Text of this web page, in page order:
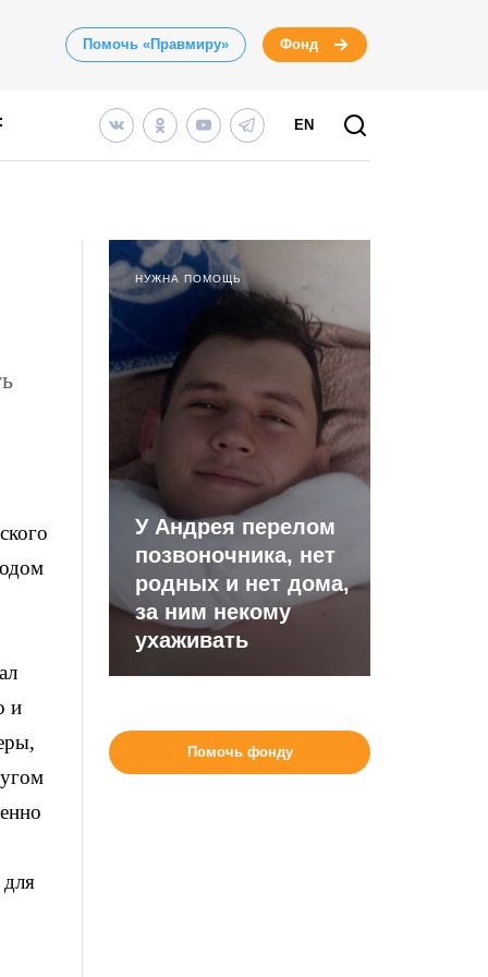
Помочь «Правмиру» Фонд
EN
и
НУЖНА ПОМОЩЬ
У Андрея перелом
позвоночника, нет
родных и нет дома,
за ним некому
ухаживать
Помочь фонду